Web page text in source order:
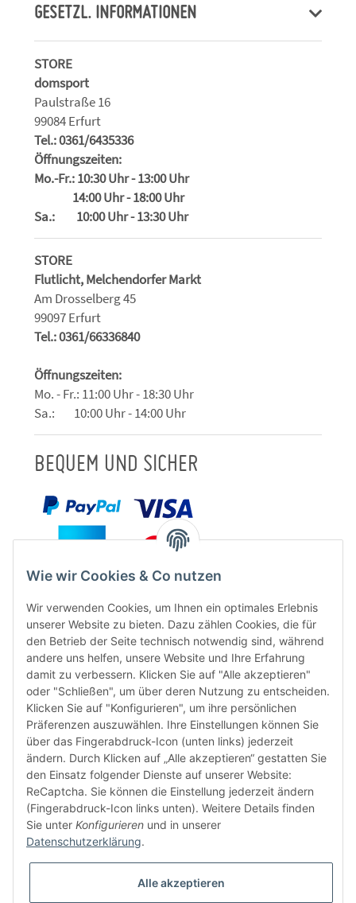
GESETZL. INFORMATIONEN
STORE
domsport
Paulstraße 16
99084 Erfurt
Tel.: 0361/6435336
Öffnungszeiten:
Mo.-Fr.: 10:30 Uhr - 13:00 Uhr
14:00 Uhr - 18:00 Uhr
Sa.: 10:00 Uhr - 13:30 Uhr
STORE
Flutlicht, Melchendorfer Markt
Am Drosselberg 45
99097 Erfurt
Tel.: 0361/66336840
Öffnungszeiten:
Mo. - Fr.: 11:00 Uhr - 18:30 Uhr
Sa.: 10:00 Uhr - 14:00 Uhr
BEQUEM UND SICHER
FÜR EUCH UNTERWEGS
Vertrag widerrufen
Wie wir Cookies & Co nutzen
Wir verwenden Cookies, um Ihnen ein optimales Erlebnis
unserer Website zu bieten. Dazu zählen Cookies, die für
den Betrieb der Seite technisch notwendig sind, während
andere uns helfen, unsere Website und Ihre Erfahrung
damit zu verbessern. Klicken Sie auf "Alle akzeptieren"
oder "Schließen", um über deren Nutzung zu entscheiden.
Klicken Sie auf "Konfigurieren", um ihre persönlichen
Präferenzen auszuwählen. Ihre Einstellungen können Sie
über das Fingerabdruck-Icon (unten links) jederzeit
ändern. Durch Klicken auf „Alle akzeptieren“ gestatten Sie
den Einsatz folgender Dienste auf unserer Website:
ReCaptcha. Sie können die Einstellung jederzeit ändern
(Fingerabdruck-Icon links unten). Weitere Details finden
Sie unter Konfigurieren und in unserer
Datenschutzerklärung.
Alle akzeptieren